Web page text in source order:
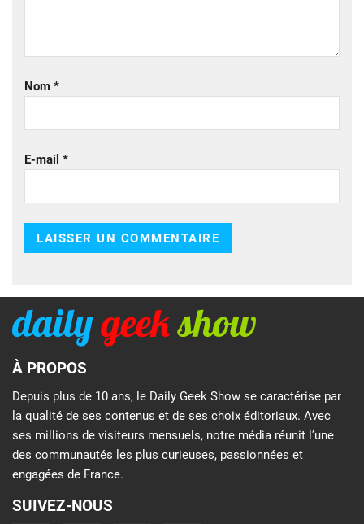
Nom *
E-mail *
À PROPOS
Depuis plus de 10 ans, le Daily Geek Show se caractérise par
la qualité de ses contenus et de ses choix éditoriaux. Avec
ses millions de visiteurs mensuels, notre média réunit l’une
des communautés les plus curieuses, passionnées et
engagées de France.
SUIVEZ-NOUS